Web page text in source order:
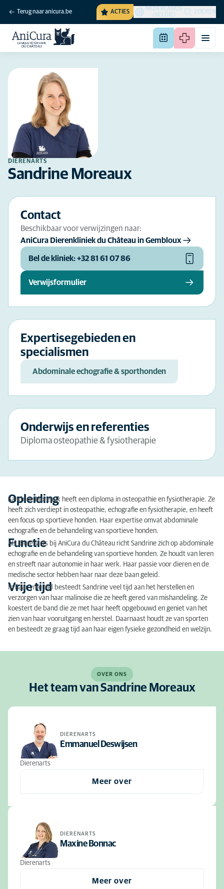
Terug naar anicura.be ACTIES
NEDERLANDS
(BELGIË)
ZOEKEN
DIERENARTS
Sandrine Moreaux
Contact
Beschikbaar voor verwijzingen naar:
AniCura Dierenkliniek du Château in Gembloux
Bel de kliniek: +32 81 61 07 86
Verwijsformulier
Expertisegebieden en
specialismen
Abdominale echografie & sporthonden
Onderwijs en referenties
Diploma osteopathie & fysiotherapie
Opleiding
Sandrine Moreaux heeft een diploma in osteopathie en fysiotherapie. Ze
heeft zich verdiept in osteopathie, echografie en fysiotherapie, en heeft
een focus op sportieve honden. Haar expertise omvat abdominale
echografie en de behandeling van sportieve honden.
Functie
Als dierenarts bij AniCura du Château richt Sandrine zich op abdominale
echografie en de behandeling van sportieve honden. Ze houdt van leren
en streeft naar autonomie in haar werk. Haar passie voor dieren en de
medische sector hebben haar naar deze baan geleid.
Vrije tijd
In haar vrije tijd besteedt Sandrine veel tijd aan het herstellen en
verzorgen van haar malinoise die ze heeft gered van mishandeling. Ze
koestert de band die ze met haar heeft opgebouwd en geniet van het
zien van haar vooruitgang en herstel. Daarnaast houdt ze van sporten
en besteedt ze graag tijd aan haar eigen fysieke gezondheid en welzijn.
OVER ONS
Het team van Sandrine Moreaux
DIERENARTS
Emmanuel Deswijsen
Dierenarts
Meer over
DIERENARTS
Maxine Bonnac
Dierenarts
Meer over